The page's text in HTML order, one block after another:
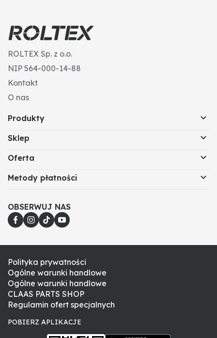
ROLTEX Sp. z o.o.
NIP 564-000-14-88
Kontakt
O nas
Produkty
Sklep
Oferta
Metody płatności
OBSERWUJ NAS
Polityka prywatności
Ogólne warunki handlowe
Ogólne warunki handlowe
CLAAS PARTS SHOP
Regulamin ofert specjalnych
POBIERZ APLIKACJE